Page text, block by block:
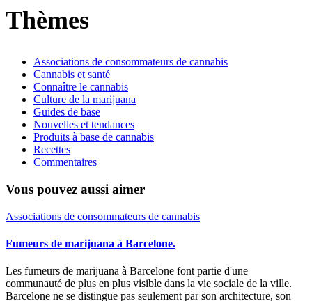
Thèmes
Associations de consommateurs de cannabis
Cannabis et santé
Connaître le cannabis
Culture de la marijuana
Guides de base
Nouvelles et tendances
Produits à base de cannabis
Recettes
Commentaires
Vous pouvez aussi aimer
Associations de consommateurs de cannabis
Fumeurs de marijuana à Barcelone.
Les fumeurs de marijuana à Barcelone font partie d'une
communauté de plus en plus visible dans la vie sociale de la ville.
Barcelone ne se distingue pas seulement par son architecture, son